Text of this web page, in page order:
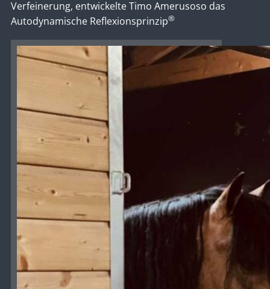
Verfeinerung, entwickelte Timo Amerusoso das
Autodynamische Reflexionsprinzip®